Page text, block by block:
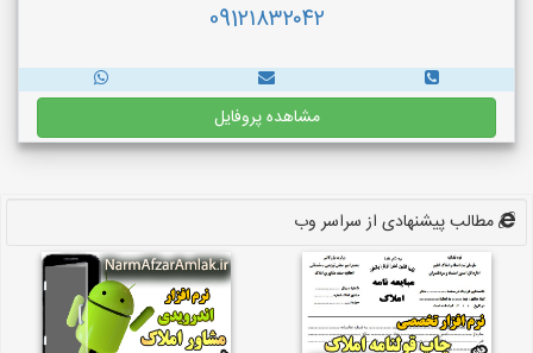
091۲۱۸۳۲۰۴۲
مشاهده پروفایل
مطالب پیشنهادی از سراسر وب